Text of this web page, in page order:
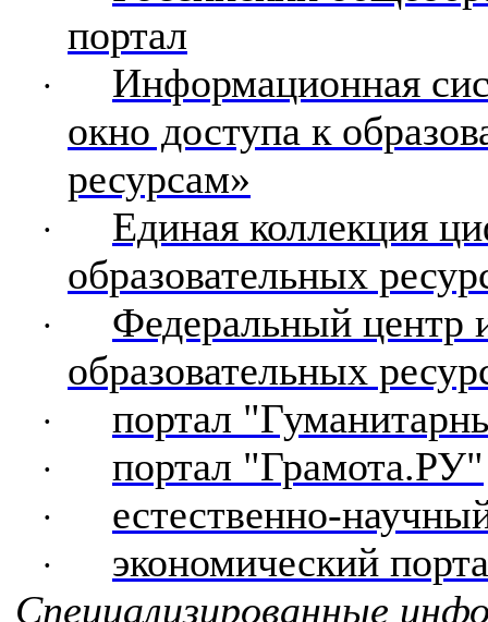
портал
·
Информационная
окно доступа к
ресурсам»
·
Единая коллекция
образовательных
·
Федеральный центр
образовательных
· портал
· портал "Грамота.РУ"
· естественно-
·
экономический
Специализированные